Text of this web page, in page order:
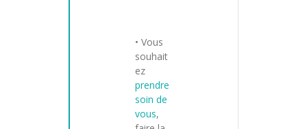
• Vous
souhait
ez
prendre
soin de
vous,